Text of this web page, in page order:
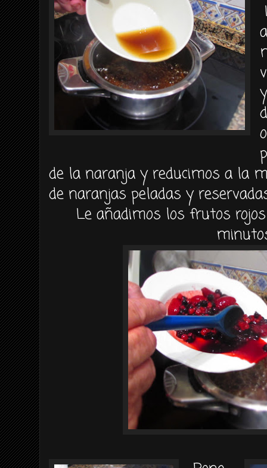
y
de la naranja y reducimos a la
de naranjas peladas y
Le añadimos los frutos